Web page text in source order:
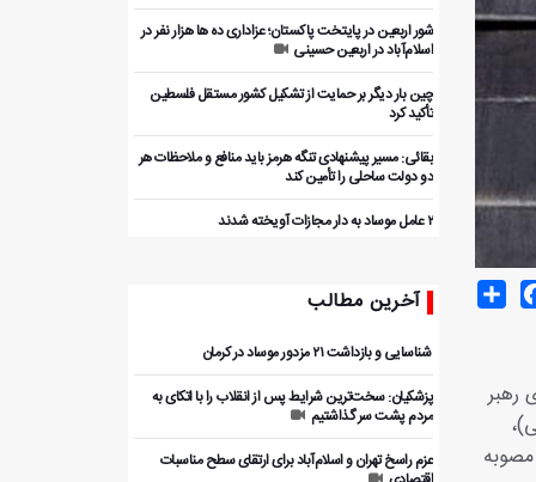
Share
رهبر
شور اربعین در پایتخت پاکستان؛ عزاداری ده ها هزار نفر در
اسلام‌آباد در اربعین حسینی
چین بار دیگر بر حمایت از تشکیل کشور مستقل فلسطین
تأکید کرد
بقائی: مسیر پیشنهادی تنگه هرمز باید منافع و ملاحظات هر
دو دولت ساحلی را تأمین کند
۲ عامل موساد به دار مجازات آویخته شدند
آخرین مطالب
️ شناسایی و بازداشت ۲۱ مزدور موساد در کرمان
پزشکیان: سخت‌ترین شرایط پس از انقلاب را با اتکای به
مردم پشت سر گذاشتیم
عزم راسخ تهران و اسلام‌آباد برای ارتقای سطح مناسبات